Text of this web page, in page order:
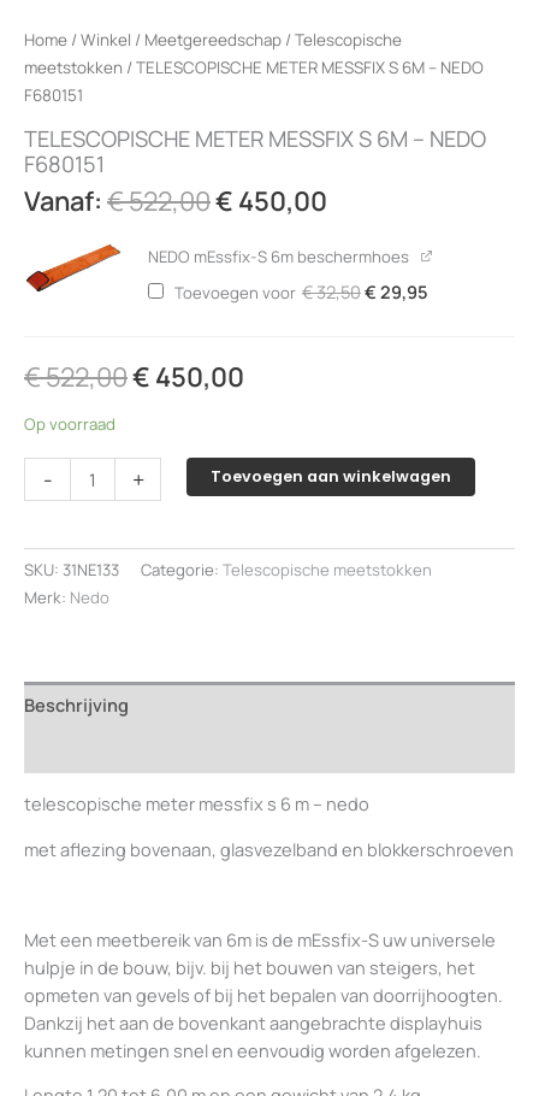
Home /Winkel / Meetgereedschap /Telescopische
meetstokken / TELESCOPISCHE METER MESSFIX S 6M – NEDO
F680151
TELESCOPISCHE METER MESSFIX S 6M – NEDO
F680151
Vanaf: €522,00Oorspronkelijke
was:
€ 522,00.
€ 450,00
is:
€ 450,00.
NEDO mEssfix-S 6m beschermhoes
Toevoegen voor €32,50Oorspronkelijke
prijs
€ 29,95prijs
€522,00€ 450,00
Op voorraad
-
TELESCOPISCHE
METER
S
6M
-
aantal
+ Toevoegen aan winkelwagen
SKU: 31NE133 Categorie: Telescopische meetstokken
Merk: Nedo
Beschrijving
telescopische meter messfix s 6 m – nedo
met aflezing bovenaan, glasvezelband en blokkerschroeven
Met een meetbereik van 6m is de mEssfix-S uw universele
hulpje in de bouw, bijv. bij het bouwen van steigers, het
opmeten van gevels of bij het bepalen van doorrijhoogten.
Dankzij het aan de bovenkant aangebrachte displayhuis
kunnen metingen snel en eenvoudig worden afgelezen.